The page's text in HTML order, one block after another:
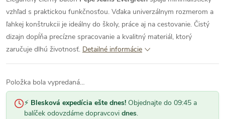
vzhľad s praktickou funkčnosťou. Vďaka univerzálnym rozmerom a
ľahkej konštrukcii je ideálny do školy, práce aj na cestovanie. Čistý
dizajn dopĺňa precízne spracovanie a kvalitný materiál, ktorý
zaručuje dlhú životnosť. Detailné informácie
Položka bola vypredaná…
⚡ Blesková expedícia ešte dnes! Objednajte do 09:45 a
balíček odovzdáme dopravcovi dnes.